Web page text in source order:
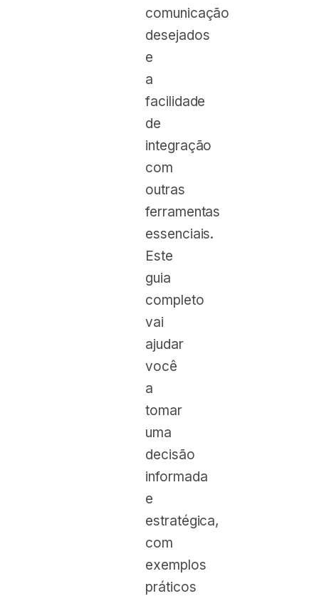
comunicação
desejados
e
a
facilidade
de
integração
com
outras
ferramentas
essenciais.
Este
guia
completo
vai
ajudar
você
a
tomar
uma
decisão
informada
e
estratégica,
com
exemplos
práticos